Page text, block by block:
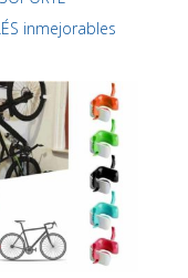
inmejorables